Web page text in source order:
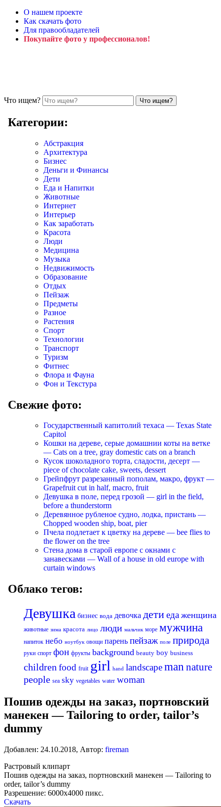
О нашем проекте
Как скачать фото
Для правообладателей
Покупайте фото у профессионалов!
Что ищем?
Категории:
Абстракция
Архитектура
Бизнес
Деньги и Финансы
Дети
Еда и Напитки
Животные
Интернет
Интерьер
Как заработать
Красота
Люди
Медицина
Музыка
Недвижимость
Образование
Отдых
Пейзаж
Предметы
Разное
Растения
Спорт
Технологии
Транспорт
Туризм
Фитнес
Флора и Фауна
Фон и Текстура
Свежие фото:
Государственный капитолий техаса — Texas State
Capitol
Кошки на дереве, серые домашнии коты на ветке
— Cats on a tree, gray domestic cats on a branch
Кусок шоколадного торта, сладости, десерт —
piece of chocolate cake, sweets, dessert
Грейпфрут разрезанный пополам, макро, фрукт —
Grapefruit cut in half, macro, fruit
Девушка в поле, перед грозой — girl in the field,
before a thunderstorm
Деревянное рубленое судно, лодка, пристань —
Chopped wooden ship, boat, pier
Пчела подлетает к цветку на дереве — bee flies to
the flower on the tree
Стена дома в старой европе с окнами с
занавесками — Wall of a house in old europe with
curtain windows
Облако тегов:
Девушка бизнес вода девочка детиеда женщина
животные зима красота лицо люди мальчик море мужчина
напиток небо ноутбук овощи парень пейзаж поле природа
руки спорт фон фрукты background beauty boy business
childrenfood fruit girl hand landscapeman nature
people sea sky vegetables water woman
Пошив одежды на заказ, портновский
манекен — Tailoring to order, tailor’s
dummy
Добавлен: 24.10.2018, Автор: fireman
Растровый клипарт
Пошив одежды на заказ, портновский манекен — Tailoring to
order, tailor’s dummy
Разрешение: 6000х4000 пикс.
Скачать